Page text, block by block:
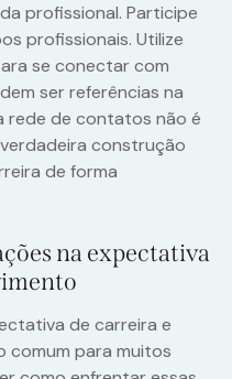
profissional. Participe
profissionais. Utilize
se conectar com
ser referências na
rede de contatos não é
construção
de forma
na expectativa
de carreira e
comum para muitos